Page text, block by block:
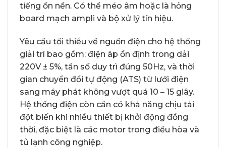
tiếng ồn nền. Có thể méo âm hoặc là hỏng
board mạch ampli và bộ xử lý tín hiệu.
Yêu cầu tối thiểu về nguồn điện cho hệ thống
giải trí bao gồm: điện áp ổn định trong dải
220V ± 5%, tần số duy trì đúng 50Hz, và thời
gian chuyển đổi tự động (ATS) từ lưới điện
sang máy phát không vượt quá 10 – 15 giây.
Hệ thống điện còn cần có khả năng chịu tải
đột biến khi nhiều thiết bị khởi động đồng
thời, đặc biệt là các motor trong điều hòa và
tủ lạnh công nghiệp.